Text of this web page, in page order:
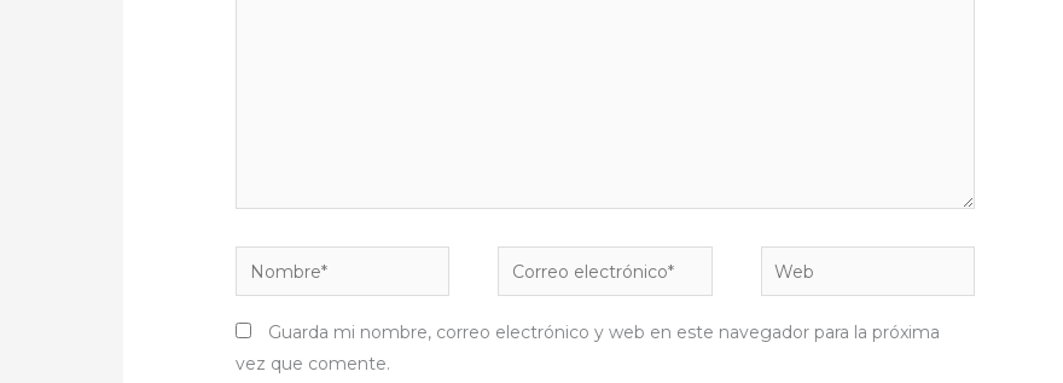
Nombre*
Correo
electrónico*
Web
Guarda mi nombre, correo electrónico y web en este navegador para la próxima
vez que comente.